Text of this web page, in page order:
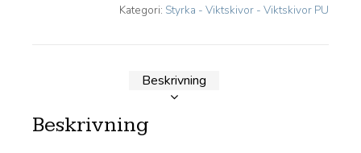
Kategori: Styrka - Viktskivor - Viktskivor PU
Beskrivning
Beskrivning